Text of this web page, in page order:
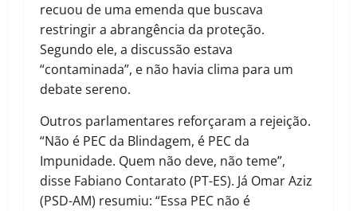
recuou de uma emenda que buscava
restringir a abrangência da proteção.
Segundo ele, a discussão estava
“contaminada”, e não havia clima para um
debate sereno.
Outros parlamentares reforçaram a rejeição.
“Não é PEC da Blindagem, é PEC da
Impunidade. Quem não deve, não teme”,
disse Fabiano Contarato (PT-ES). Já Omar Aziz
(PSD-AM) resumiu: “Essa PEC não é